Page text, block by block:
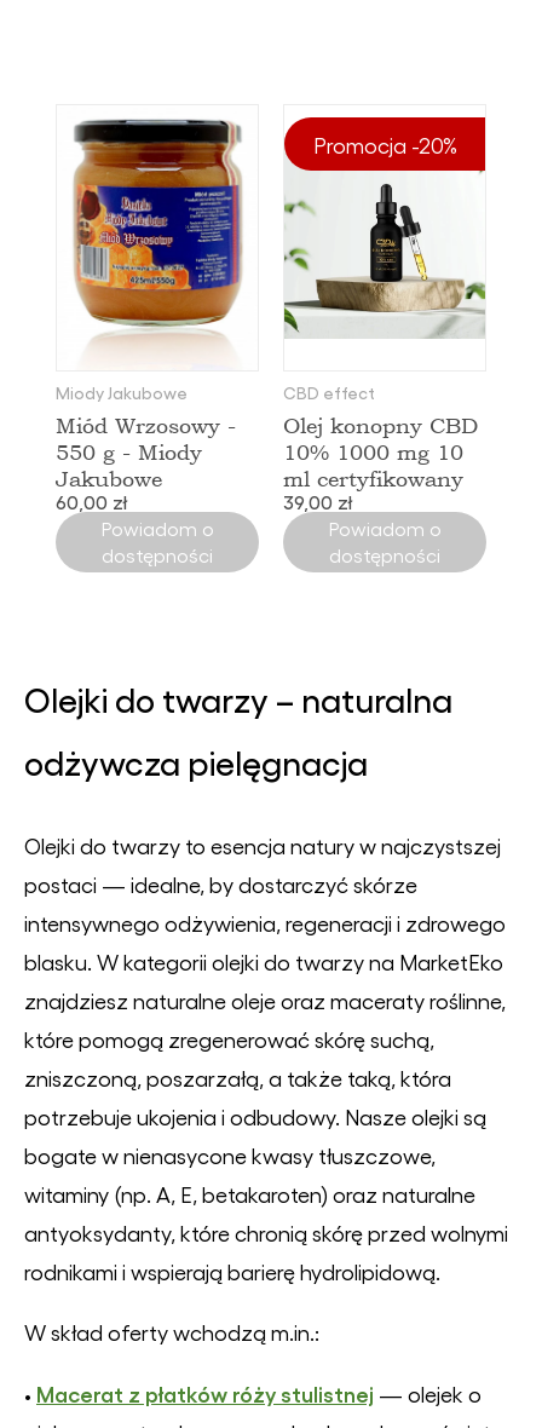
Miody Jakubowe
Miód Wrzosowy -
550 g - Miody
Jakubowe
60,00 zł
Powiadom o
dostępności
Promocja -20%
CBD effect
Olej konopny CBD
10% 1000 mg 10
ml certyfikowany
39,00 zł
Powiadom o
dostępności
Olejki do twarzy – naturalna
odżywcza pielęgnacja
Olejki do twarzy to esencja natury w najczystszej
postaci — idealne, by dostarczyć skórze
intensywnego odżywienia, regeneracji i zdrowego
blasku. W kategorii olejki do twarzy na MarketEko
znajdziesz naturalne oleje oraz maceraty roślinne,
które pomogą zregenerować skórę suchą,
zniszczoną, poszarzałą, a także taką, która
potrzebuje ukojenia i odbudowy. Nasze olejki są
bogate w nienasycone kwasy tłuszczowe,
witaminy (np. A, E, betakaroten) oraz naturalne
antyoksydanty, które chronią skórę przed wolnymi
rodnikami i wspierają barierę hydrolipidową.
W skład oferty wchodzą m.in.:
• Macerat z płatków róży stulistnej — olejek o